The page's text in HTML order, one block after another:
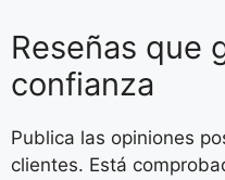
Reseñas que
confianza
Publica las opiniones
clientes. Está